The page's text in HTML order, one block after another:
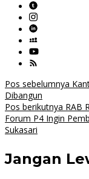
Navigasi
pos
Pos sebelumnya
Dibangun
Pos berikutnya RAB
Forum P4 Ingin
Sukasari
Jangan